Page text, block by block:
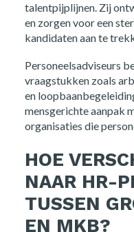
talentpijplijnen. Zij
en zorgen voor een
kandidaten aan te
Personeelsadviseurs
vraagstukken zoals
en
mensgerichte aanpak
organisaties die
HOE
NAAR HR-
TUSSEN
EN MKB?